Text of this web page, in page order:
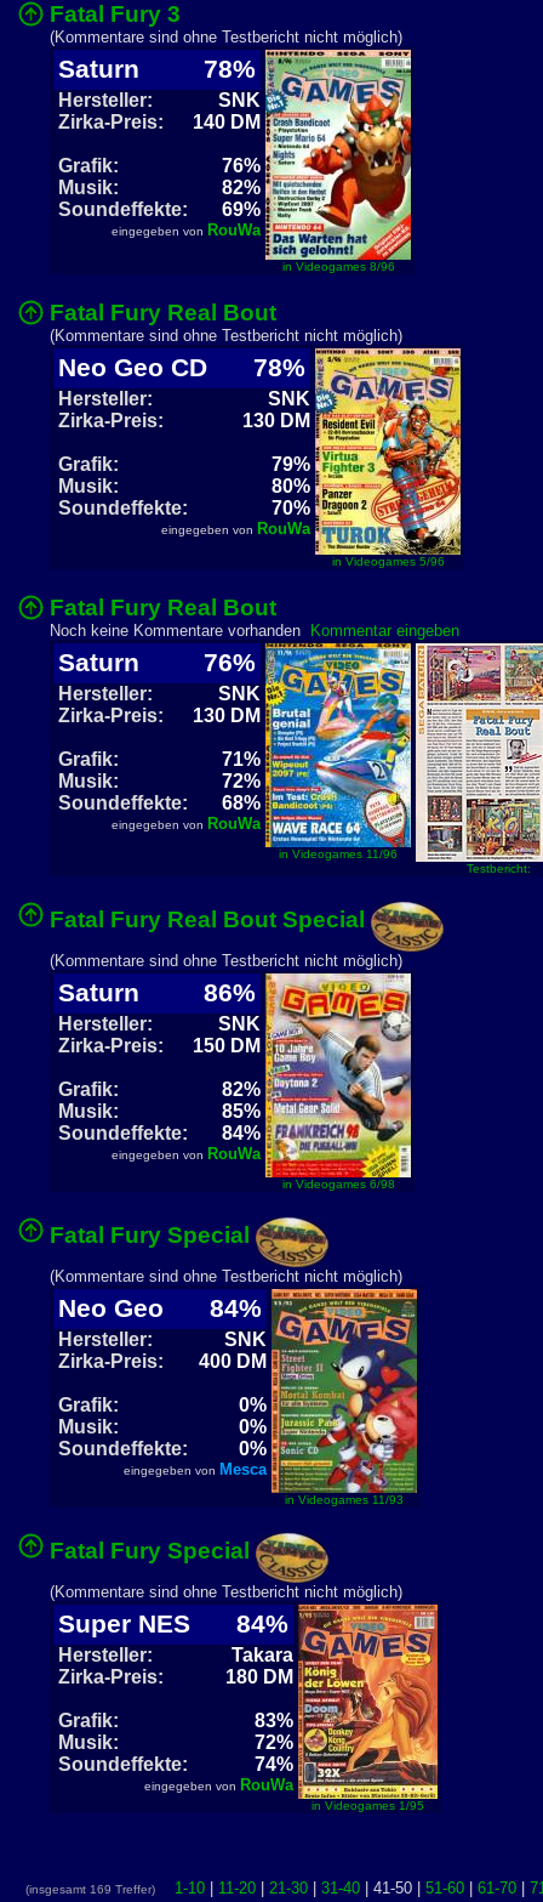
Fatal Fury 3
(Kommentare sind ohne Testbericht nicht möglich)
Saturn 78%
Hersteller:
SNK
Zirka-Preis:
140 DM
Grafik:
76%
Musik:
82%
Soundeffekte:
69%
eingegeben von RouWa
in Videogames 8/96
Fatal Fury Real Bout
(Kommentare sind ohne Testbericht nicht möglich)
Neo Geo CD 78%
Hersteller:
SNK
Zirka-Preis:
130 DM
Grafik:
79%
Musik:
80%
Soundeffekte:
70%
eingegeben von RouWa
in Videogames 5/96
Fatal Fury Real Bout
Noch keine Kommentare vorhanden Kommentar eingeben
Saturn 76%
Hersteller:
SNK
Zirka-Preis:
130 DM
Grafik:
71%
Musik:
72%
Soundeffekte:
68%
eingegeben von RouWa
in Videogames 11/96
Testbericht:
Fatal Fury Real Bout Special
(Kommentare sind ohne Testbericht nicht möglich)
Saturn 86%
Hersteller:
SNK
Zirka-Preis:
150 DM
Grafik:
82%
Musik:
85%
Soundeffekte:
84%
eingegeben von RouWa
in Videogames 6/98
Fatal Fury Special
(Kommentare sind ohne Testbericht nicht möglich)
Neo Geo 84%
Hersteller:
SNK
Zirka-Preis:
400 DM
Grafik:
0%
Musik:
0%
Soundeffekte:
0%
eingegeben von Mesca
in Videogames 11/93
Fatal Fury Special
(Kommentare sind ohne Testbericht nicht möglich)
Super NES 84%
Hersteller:
Takara
Zirka-Preis:
180 DM
Grafik:
83%
Musik:
72%
Soundeffekte:
74%
eingegeben von RouWa
in Videogames 1/95
(insgesamt 169 Treffer) 1-10| 11-20| 21-30| 31-40| 41-50 | 51-60| 61-70|